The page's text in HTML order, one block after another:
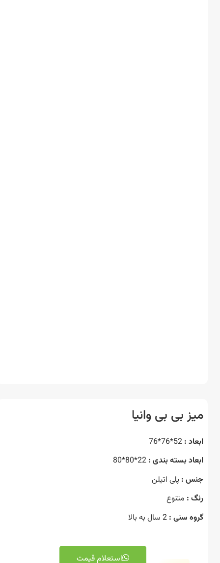
بی بی وانیا
بسته بندی :22*80*80
پلی اتیلن
متنوع
سنی :2 سال به بالا
استعلام قیمت